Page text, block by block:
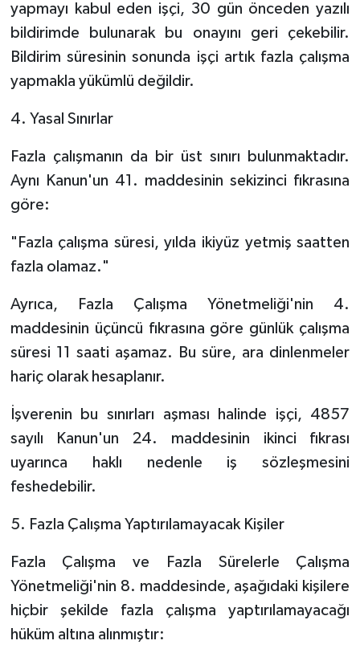
yapmayı kabul eden işçi, 30 gün önceden yazılı
bildirimde bulunarak bu onayını geri çekebilir.
Bildirim süresinin sonunda işçi artık fazla çalışma
yapmakla yükümlü değildir.
4. Yasal Sınırlar
Fazla çalışmanın da bir üst sınırı bulunmaktadır.
Aynı Kanun'un 41. maddesinin sekizinci fıkrasına
göre:
"Fazla çalışma süresi, yılda ikiyüz yetmiş saatten
fazla olamaz."
Ayrıca, Fazla Çalışma Yönetmeliği'nin 4.
maddesinin üçüncü fıkrasına göre günlük çalışma
süresi 11 saati aşamaz. Bu süre, ara dinlenmeler
hariç olarak hesaplanır.
İşverenin bu sınırları aşması halinde işçi, 4857
sayılı Kanun'un 24. maddesinin ikinci fıkrası
uyarınca haklı nedenle iş sözleşmesini
feshedebilir.
5. Fazla Çalışma Yaptırılamayacak Kişiler
Fazla Çalışma ve Fazla Sürelerle Çalışma
Yönetmeliği'nin 8. maddesinde, aşağıdaki kişilere
hiçbir şekilde fazla çalışma yaptırılamayacağı
hüküm altına alınmıştır: